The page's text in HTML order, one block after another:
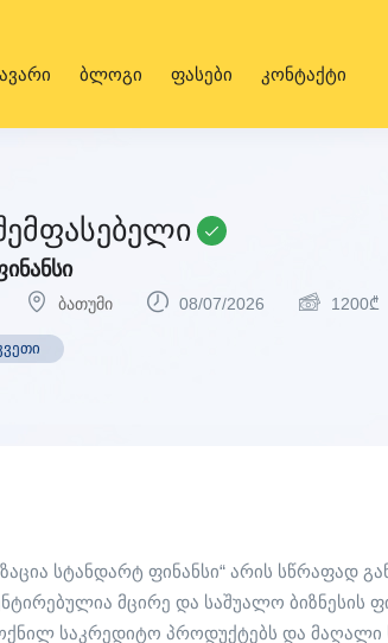
ბლოგი ფასები კონტაქტი
ბათუმი 08/07/2026 1200₾
სტანდარტ ფინანსი“ არის სწრაფად
მცირე და საშუალო ბიზნესის
საკრედიტო პროდუქტებს და მაღალი